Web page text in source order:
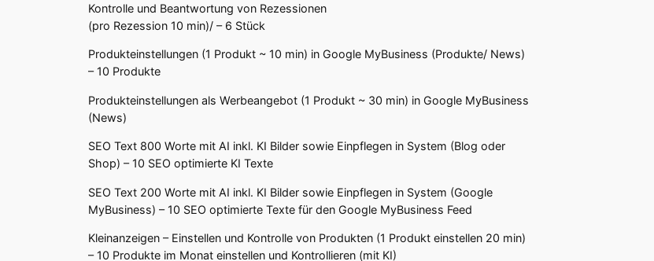
Kontrolle und Beantwortung von Rezessionen
(pro Rezession 10 min)/ – 6 Stück
Produkteinstellungen (1 Produkt ~ 10 min) in Google MyBusiness (Produkte/ News)
– 10 Produkte
Produkteinstellungen als Werbeangebot (1 Produkt ~ 30 min) in Google MyBusiness
(News)
SEO Text 800 Worte mit AI inkl. KI Bilder sowie Einpflegen in System (Blog oder
Shop) – 10 SEO optimierte KI Texte
SEO Text 200 Worte mit AI inkl. KI Bilder sowie Einpflegen in System (Google
MyBusiness) – 10 SEO optimierte Texte für den Google MyBusiness Feed
Kleinanzeigen – Einstellen und Kontrolle von Produkten (1 Produkt einstellen 20 min)
– 10 Produkte im Monat einstellen und Kontrollieren (mit KI)